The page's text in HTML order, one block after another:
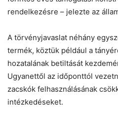
rendelkezésre – jelezte az
A törvényjavaslat néhány
termék, köztük például a
hozatalának betiltását
Ugyanettől az időponttól
zacskók felhasználásának
intézkedéseket.